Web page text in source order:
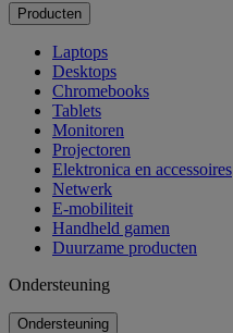
Producten
Laptops
Desktops
Chromebooks
Tablets
Monitoren
Projectoren
Elektronica en accessoires
Netwerk
E-mobiliteit
Handheld gamen
Duurzame producten
Ondersteuning
Ondersteuning